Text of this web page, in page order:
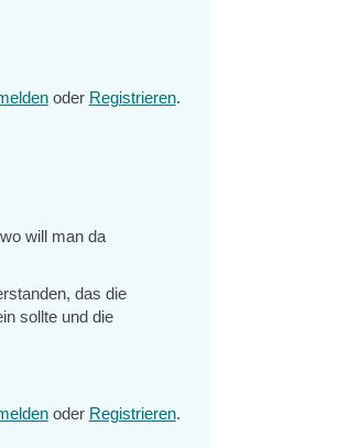
oder Registrieren.
will man da
das die
sollte und die
oder Registrieren.